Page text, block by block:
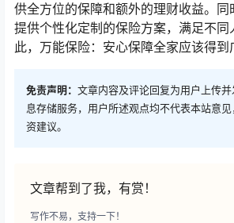
供全方位的保障和额外的理财收益。同
提供个性化定制的保险方案，满足不同
此，万能保险：安心保障全家应该得到
免责声明： 文章内容及评论回复为用户上传
息存储服务，用户所述观点均不代表本站意
资建议。
文章帮到了我，有赏！
写作不易，支持一下！